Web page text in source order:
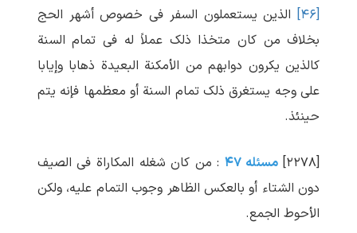
[۴۶]
الذین یستعملون السفر فی خصوص أشهر الحج
بخلاف من کان متخذا ذلک عملاً له فی تمام السنة
کالذین یکرون دوابهم من الأمکنة البعیدة ذهابا وإیابا
علی وجه یستغرق ذلک تمام السنة أو معظمها فإنه یتم
حینئذ.
[۲۲۷۸] مسئله ۴۷
: من کان شغله المکاراة فی الصیف
دون الشتاء أو بالعکس الظاهر وجوب التمام علیه، ولکن
الأحوط الجمع.